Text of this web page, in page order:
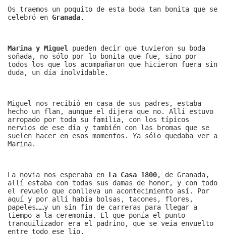
Os traemos un poquito de esta boda tan bonita que se
celebró en Granada.
Marina y Miguel
pueden decir que tuvieron su boda
soñada, no sólo por lo bonita que fue, sino por
todos los que los acompañaron que hicieron fuera sin
duda, un día inolvidable.
Miguel nos recibió en casa de sus padres, estaba
hecho un flan, aunque el dijera que no. Allí estuvo
arropado por toda su familia, con los típicos
nervios de ese día y también con las bromas que se
suelen hacer en esos momentos. Ya sólo quedaba ver a
Marina.
La novia nos esperaba en La Casa 1800, de Granada,
allí estaba con todas sus damas de honor, y con todo
el revuelo que conlleva un acontecimiento así. Por
aquí y por allí había bolsas, tacones, flores,
papeles……y un sin fin de carreras para llegar a
tiempo a la ceremonia. El que ponía el punto
tranquilizador era el padrino, que se veía envuelto
entre todo ese lío.